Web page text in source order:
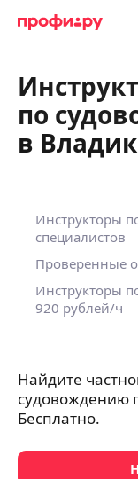
по
в
Инструкторы
специалистов
Проверенные
Инструкторы
920 рублей/ч
Найдите
судовождению
Бесплатно.